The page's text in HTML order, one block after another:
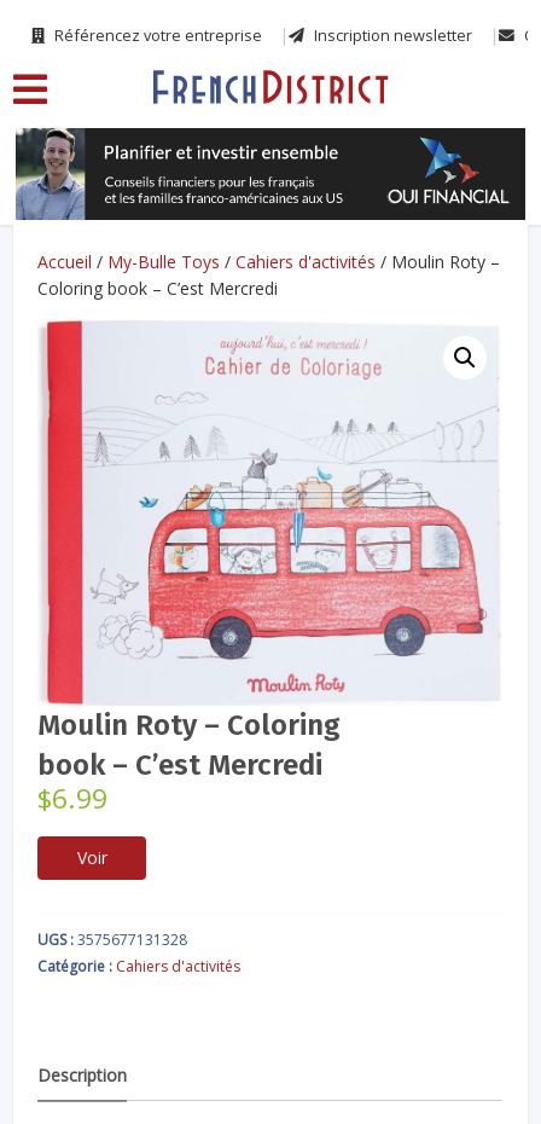
Référencez votre entreprise Inscription newsletter
Accueil / My-Bulle Toys /Cahiers d'activités / Moulin Roty –
Coloring book – C’est Mercredi
Moulin Roty – Coloring
book – C’est Mercredi
$6.99
Voir
UGS :3575677131328
Catégorie : Cahiers d'activités
Description